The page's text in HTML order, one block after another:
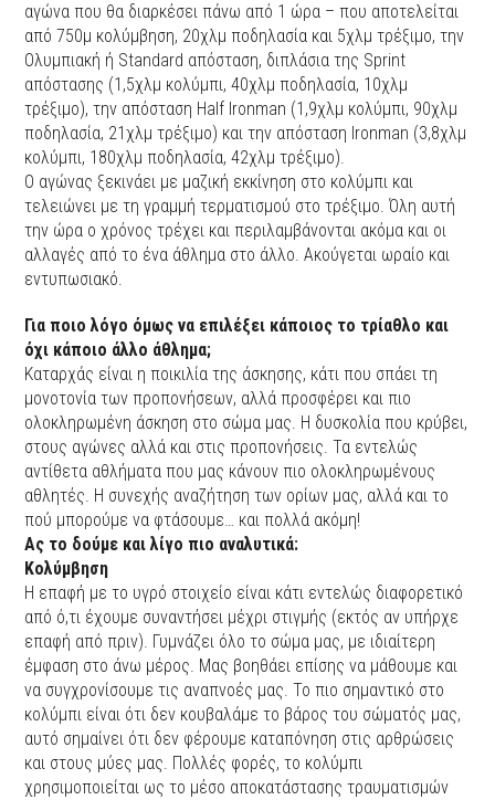
αγώνα που θα διαρκέσει πάνω από 1 ώρα – που αποτελείται
από 750μ κολύμβηση, 20χλμ ποδηλασία και 5χλμ τρέξιμο, την
Ολυμπιακή ή Standard απόσταση, διπλάσια της Sprint
απόστασης (1,5χλμ κολύμπι, 40χλμ ποδηλασία, 10χλμ
τρέξιμο), την απόσταση Half Ironman (1,9χλμ κολύμπι, 90χλμ
ποδηλασία, 21χλμ τρέξιμο) και την απόσταση Ironman (3,8χλμ
κολύμπι, 180χλμ ποδηλασία, 42χλμ τρέξιμο).
Ο αγώνας ξεκινάει με μαζική εκκίνηση στο κολύμπι και
τελειώνει με τη γραμμή τερματισμού στο τρέξιμο. Όλη αυτή
την ώρα ο χρόνος τρέχει και περιλαμβάνονται ακόμα και οι
αλλαγές από το ένα άθλημα στο άλλο. Ακούγεται ωραίο και
εντυπωσιακό.
Για ποιο λόγο όμως να επιλέξει κάποιος το τρίαθλο και
όχι κάποιο άλλο άθλημα;
Καταρχάς είναι η ποικιλία της άσκησης, κάτι που σπάει τη
μονοτονία των προπονήσεων, αλλά προσφέρει και πιο
ολοκληρωμένη άσκηση στο σώμα μας. Η δυσκολία που κρύβει,
στους αγώνες αλλά και στις προπονήσεις. Τα εντελώς
αντίθετα αθλήματα που μας κάνουν πιο ολοκληρωμένους
αθλητές. Η συνεχής αναζήτηση των ορίων μας, αλλά και το
πού μπορούμε να φτάσουμε… και πολλά ακόμη!
Ας το δούμε και λίγο πιο αναλυτικά:
Κολύμβηση
Η επαφή με το υγρό στοιχείο είναι κάτι εντελώς διαφορετικό
από ό,τι έχουμε συναντήσει μέχρι στιγμής (εκτός αν υπήρχε
επαφή από πριν). Γυμνάζει όλο το σώμα μας, με ιδιαίτερη
έμφαση στο άνω μέρος. Μας βοηθάει επίσης να μάθουμε και
να συγχρονίσουμε τις αναπνοές μας. Το πιο σημαντικό στο
κολύμπι είναι ότι δεν κουβαλάμε το βάρος του σώματός μας,
αυτό σημαίνει ότι δεν φέρουμε καταπόνηση στις αρθρώσεις
και στους μύες μας. Πολλές φορές, το κολύμπι
χρησιμοποιείται ως το μέσο αποκατάστασης τραυματισμών